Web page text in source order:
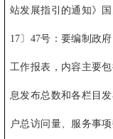
站发展指引的通知》
17〕47号：要编制政
工作报表，内容主要
息发布总数和各栏目
户总访问量、服务事